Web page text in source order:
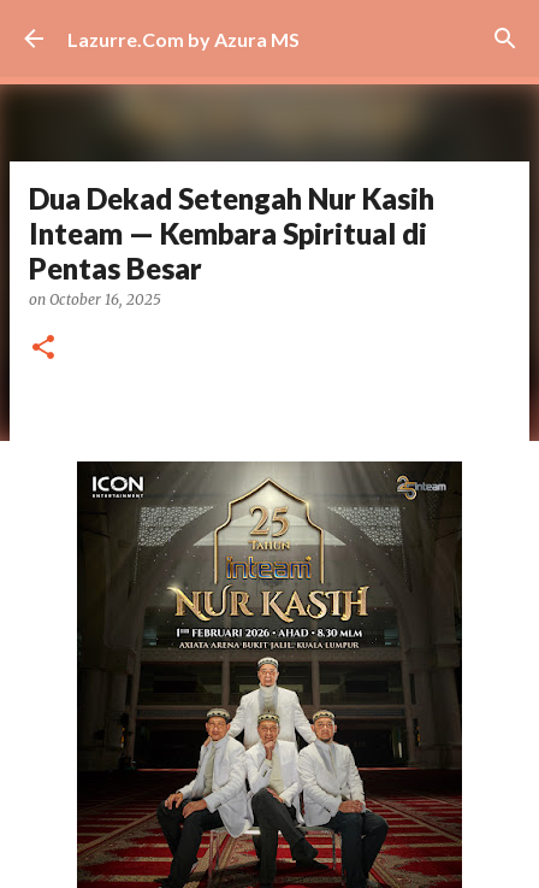
Skip to main content
Lazurre.Com by Azura MS
Dua Dekad Setengah Nur Kasih
Inteam — Kembara Spiritual di
Pentas Besar
on October 16, 2025